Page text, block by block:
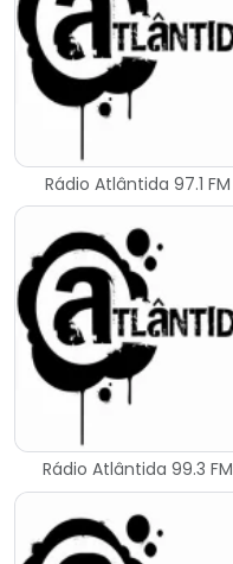
Rádio Atlântida 97.1 FM
Rádio Atlântida 99.3 FM